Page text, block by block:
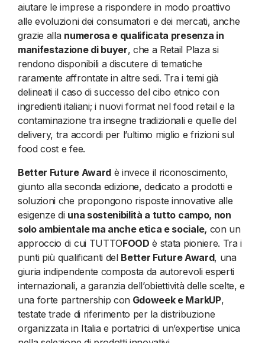
aiutare le imprese a rispondere in modo proattivo
alle evoluzioni dei consumatori e dei mercati, anche
grazie alla numerosa e qualificata presenza in
manifestazione di buyer, che a Retail Plaza si
rendono disponibili a discutere di tematiche
raramente affrontate in altre sedi. Tra i temi già
delineati il caso di successo del cibo etnico con
ingredienti italiani; i nuovi format nel food retail e la
contaminazione tra insegne tradizionali e quelle del
delivery, tra accordi per l’ultimo miglio e frizioni sul
food cost e fee.
Better Future Awardè invece il riconoscimento,
giunto alla seconda edizione, dedicato a prodotti e
soluzioni che propongono risposte innovative alle
esigenze di una sostenibilità a tutto campo, non
solo ambientale ma anche etica e sociale, con un
approccio di cui TUTTOFOOD è stata pioniere. Tra i
punti più qualificanti del Better Future Award, una
giuria indipendente composta da autorevoli esperti
internazionali, a garanzia dell’obiettività delle scelte, e
una forte partnership con Gdoweek e MarkUP,
testate trade di riferimento per la distribuzione
organizzata in Italia e portatrici di un’expertise unica